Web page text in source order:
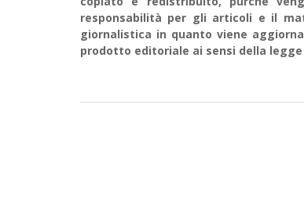
responsabilità per gli articoli e il
giornalistica in quanto viene
prodotto editoriale ai sensi della legge